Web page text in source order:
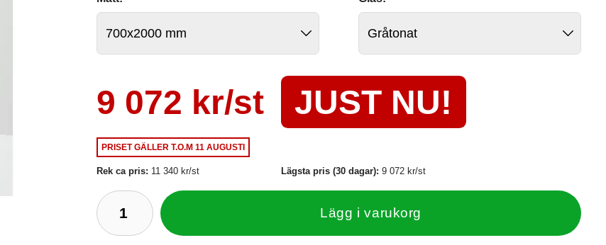
9 072 kr/st JUST NU!
PRISET GÄLLERT.O.M 11 AUGUSTI
Rek ca pris: 11 340 kr/st Lägsta pris (30 dagar):9 072 kr/st
Lägg i varukorg